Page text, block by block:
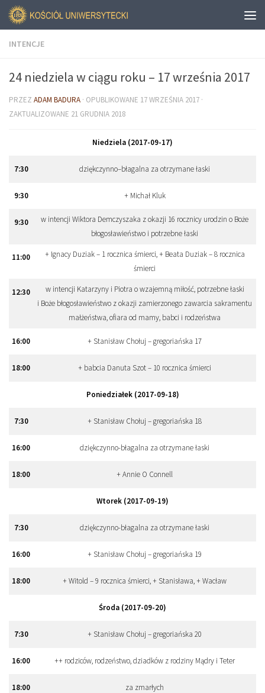
INTENCJE
24 niedziela w ciągu roku – 17 września 2017
PRZEZ ADAM BADURA · OPUBLIKOWANE 17 WRZEŚNIA 2017 ·
ZAKTUALIZOWANE 21 GRUDNIA 2018
Niedziela (2017-09-17)
7:30 dziękczynno–błagalna za otrzymane łaski
9:30 + Michał Kluk
9:30
w intencji Wiktora Demczyszaka z okazji 16 rocznicy urodzin o Boże
błogosławieństwo i potrzebne łaski
11:00
+ Ignacy Duziak – 1 rocznica śmierci, + Beata Duziak – 8 rocznica
śmierci
12:30
w intencji Katarzyny i Piotra o wzajemną miłość, potrzebne łaski
i Boże błogosławieństwo z okazji zamierzonego zawarcia sakramentu
małżeństwa, ofiara od mamy, babci i rodzeństwa
16:00 + Stanisław Chołuj – gregoriańska 17
18:00 + babcia Danuta Szot – 10 rocznica śmierci
Poniedziałek (2017-09-18)
7:30 + Stanisław Chołuj – gregoriańska 18
16:00 dziękczynno-błagalna za otrzymane łaski
18:00 + Annie O Connell
Wtorek (2017-09-19)
7:30 dziękczynno-błagalna za otrzymane łaski
16:00 + Stanisław Chołuj – gregoriańska 19
18:00 + Witold – 9 rocznica śmierci, + Stanisława, + Wacław
Środa (2017-09-20)
7:30 + Stanisław Chołuj – gregoriańska 20
16:00 ++ rodziców, rodzeństwo, dziadków z rodziny Mądry i Teter
18:00 za zmarłych